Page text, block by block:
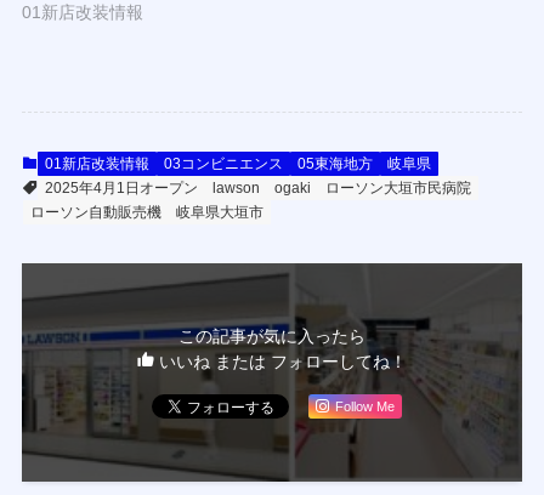
01新店改装情報
01新店改装情報 03コンビニエンス 05東海地方
岐阜県
2025年4月1日オープン
lawson ogaki
ローソン大垣市民病院
ローソン自動販売機
岐阜県大垣市
この記事が気に入ったら
いいね または フォローしてね！
Follow Me